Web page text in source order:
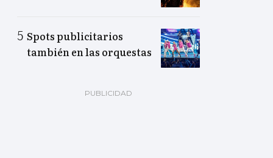
Spots publicitarios
también en las orquestas